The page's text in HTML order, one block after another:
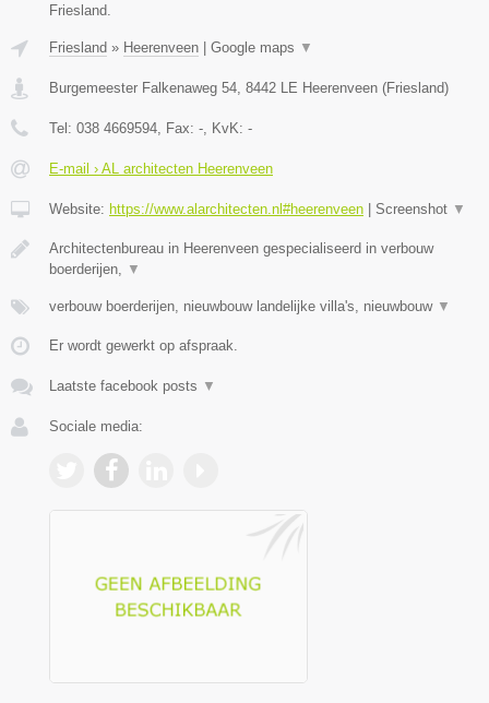
Friesland.
Friesland » Heerenveen Google maps ▼
Burgemeester Falkenaweg 54, 8442 LE Heerenveen (Friesland)
Tel: 038 4669594, Fax: -, KvK: -
E-mail › AL architecten Heerenveen
Website: https://www.alarchitecten.nl#heerenveen Screenshot ▼
Architectenbureau in Heerenveen gespecialiseerd in verbouw
boerderijen, ▼
verbouw boerderijen, nieuwbouw landelijke villa's, nieuwbouw ▼
Er wordt gewerkt op afspraak.
Laatste facebook posts ▼
Sociale media: